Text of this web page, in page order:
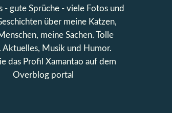
- gute Sprüche - viele Fotos und
über meine Katzen,
meine Sachen. Tolle
Aktuelles, Musik und Humor.
das Profil Xamantao auf dem
Overblog portal